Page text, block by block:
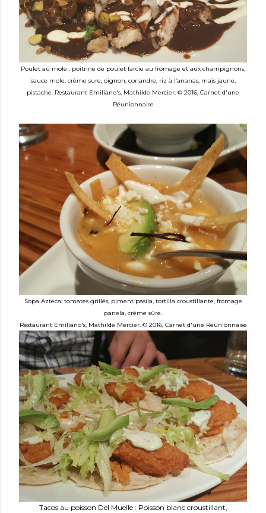
Poulet au mole : poitrine de poulet farcie au fromage et aux champignons,
sauce mole, crème sure, oignon, coriandre, riz à l’ananas, maïs jaune,
pistache. Restaurant Emiliano's, Mathilde Mercier. © 2016, Carnet d'une
Réunionnaise
Sopa Azteca: tomates grillés, piment pasila, tortilla croustillante, fromage
panela, crème sûre.
Restaurant Emiliano's, Mathilde Mercier. © 2016, Carnet d'une Réunionnaise
Tacos au poisson Del Muelle : Poisson blanc croustillant,